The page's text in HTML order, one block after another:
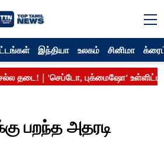
இந்தியா உலகம் சினிமா
பறந்த அதரடி